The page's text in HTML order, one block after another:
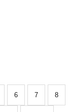
6 7 8